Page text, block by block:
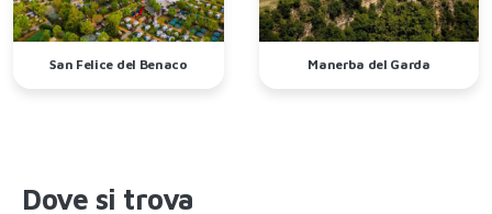
San Felice del Benaco Manerba del Garda
Dove si trova